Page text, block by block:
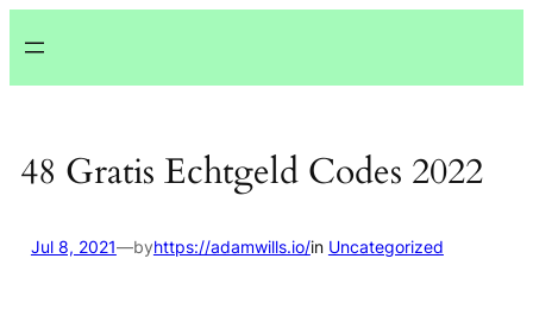
ke
48 Gratis Echtgeld Codes 2022
Jul 8, 2021—byhttps://adamwills.io/in Uncategorized